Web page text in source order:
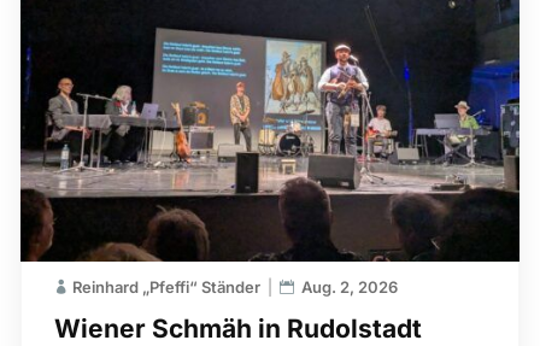
Wiener Schmäh in Rudolstadt
Reinhard „Pfeffi“ Ständer Aug. 2, 2026